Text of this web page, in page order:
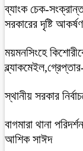
ব্যাংক চেক-
সরকারের দৃষ্টি আকর্ষণ
ময়মনসিংহে
স্থানীয় সরকার
বাগমারা থানা
আশিক সাঈদ